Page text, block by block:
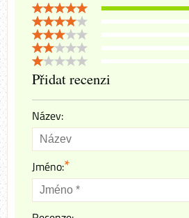
Přidat recenzi
Název:
Jméno:*